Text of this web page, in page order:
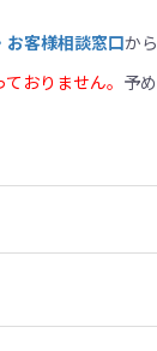
お客様相談窓口か
おりません。 予